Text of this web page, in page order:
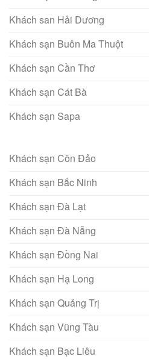
Khách san Hải Dương
Khách sạn Buôn Ma Thuột
Khách sạn Cần Thơ
Khách sạn Cát Bà
Khách sạn Sapa
Khách sạn Côn Đảo
Khách sạn Bắc Ninh
Khách sạn Đà Lạt
Khách sạn Đà Nẵng
Khách sạn Đồng Nai
Khách sạn Hạ Long
Khách sạn Quảng Trị
Khách sạn Vũng Tàu
Khách sạn Bạc Liêu